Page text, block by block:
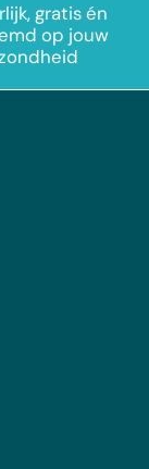
gratis én
op jouw